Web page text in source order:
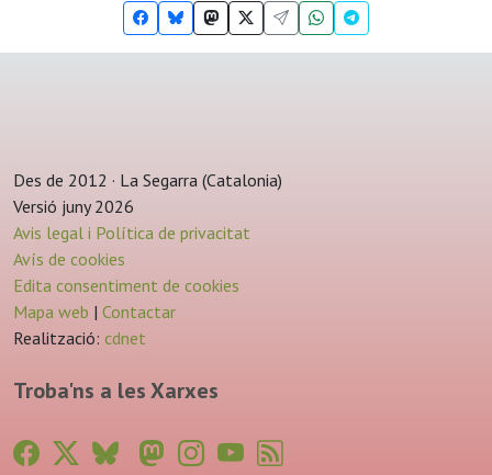
Des de 2012 · La Segarra (Catalonia)
Versió juny 2026
Avis legal i Política de privacitat
Avís de cookies
Edita consentiment de cookies
Mapa web | Contactar
Realització: cdnet
Troba'ns a les Xarxes